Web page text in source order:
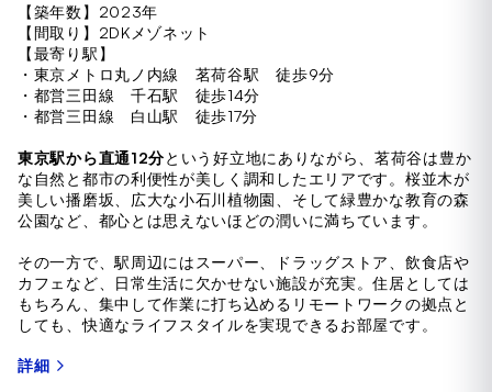
【築年数】2023年
【間取り】2DKメゾネット
【最寄り駅】
・東京メトロ丸ノ内線 茗荷谷駅 徒歩9分
・都営三田線 千石駅 徒歩14分
・都営三田線 白山駅 徒歩17分
東京駅から直通12分という好立地にありながら、茗荷谷は豊か
な自然と都市の利便性が美しく調和したエリアです。桜並木が
美しい播磨坂、広大な小石川植物園、そして緑豊かな教育の森
公園など、都心とは思えないほどの潤いに満ちています。
その一方で、駅周辺にはスーパー、ドラッグストア、飲食店や
カフェなど、日常生活に欠かせない施設が充実。住居としては
もちろん、集中して作業に打ち込めるリモートワークの拠点と
しても、快適なライフスタイルを実現できるお部屋です。
詳細